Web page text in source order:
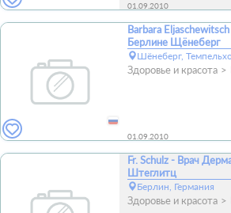
01.09.2010
Barbara
Берлине Щёнеберг
Шёнеберг,
Здоровье и красота
01.09.2010
Fr. Schulz - Врач
Штеглитц
Берлин, Германия
Здоровье и красота